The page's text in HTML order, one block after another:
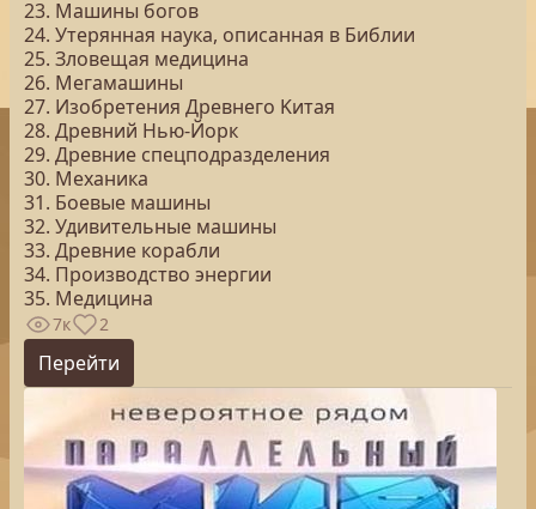
23. Машины богов
24. Утерянная наука, описанная в Библии
25. Зловещая медицина
26. Мегамашины
27. Изобретения Древнего Kитая
28. Древний Нью-Йорк
29. Древние спецподразделения
30. Механика
31. Боевые машины
32. Удивительные машины
33. Древние корабли
34. Производство энергии
35. Медицина
7к 2
Перейти